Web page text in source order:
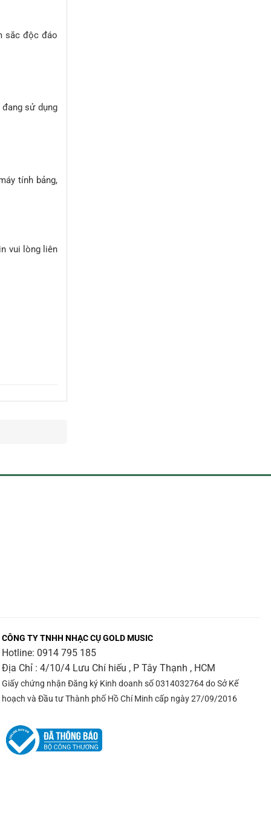
sắc độc đáo
sử dụng
tính bảng,
vui lòng liên
CÔNG TY TNHH NHẠC CỤ GOLD MUSIC
Hotline: 0914 795 185
Địa Chỉ : 4/10/4 Lưu Chí hiếu , P Tây Thạnh , HCM
Giấy chứng nhận Đăng ký Kinh doanh số 0314032764 do Sở Kế
hoạch và Đầu tư Thành phố Hồ Chí Minh cấp ngày 27/09/2016